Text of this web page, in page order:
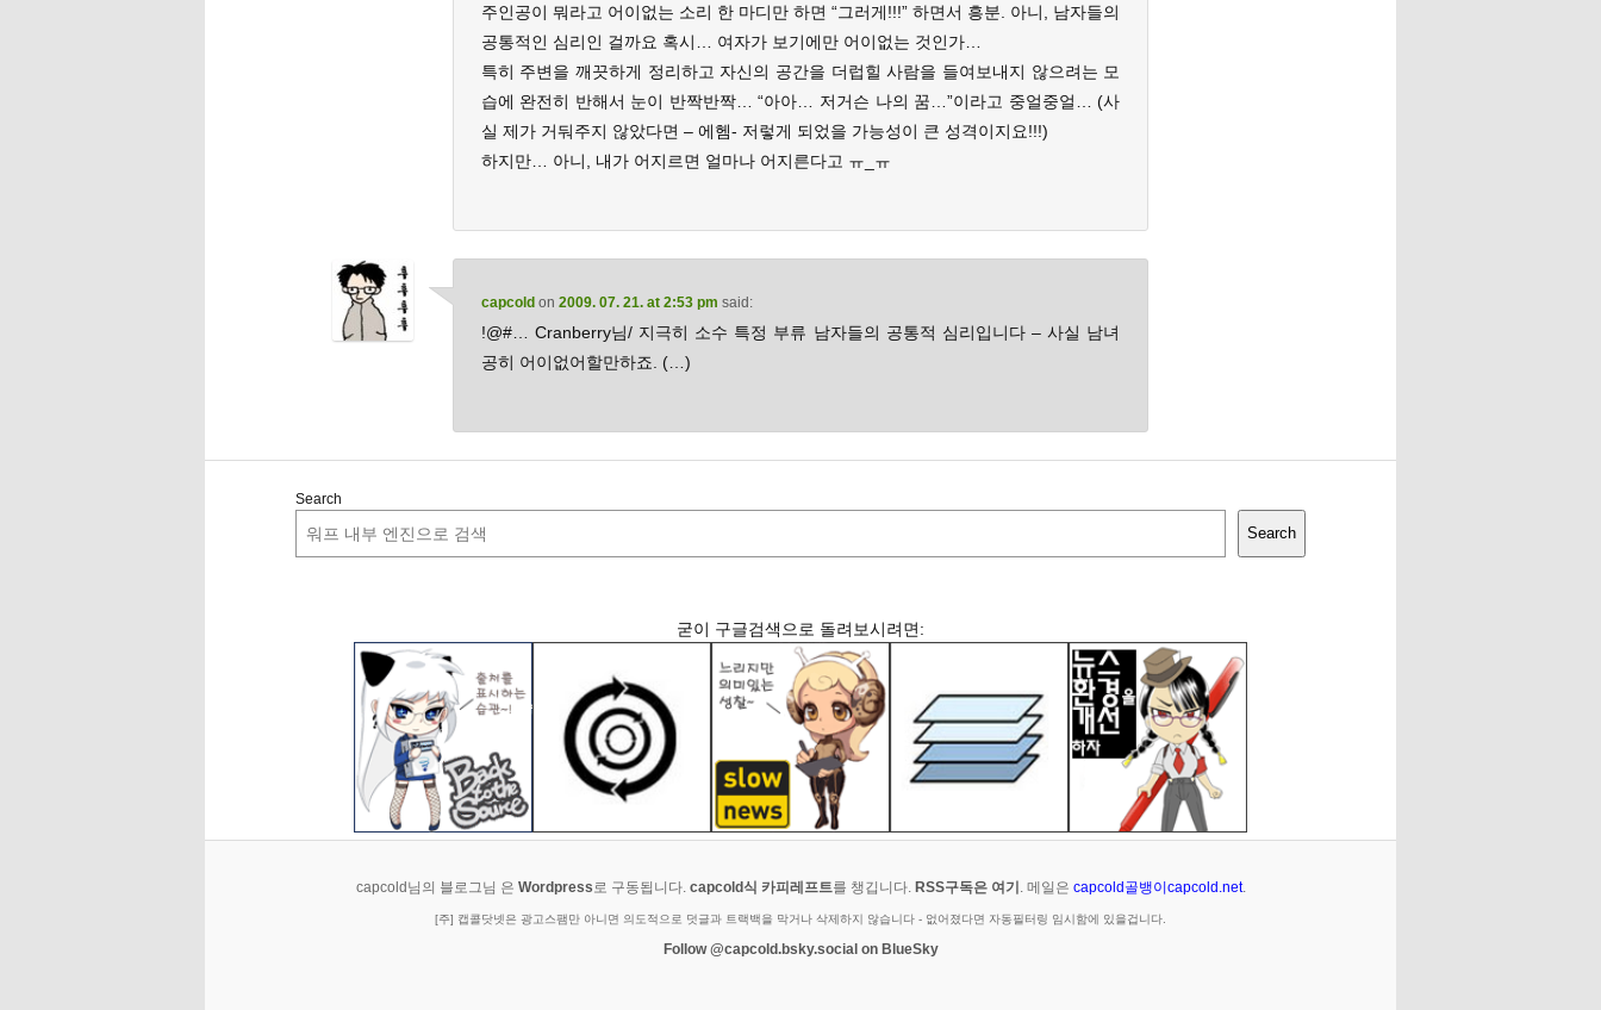
주인공이 뭐라고 어이없는 소리 한 마디만 하면 “그러게!!!” 하면서 흥분. 아니, 남자들의
공통적인 심리인 걸까요 혹시… 여자가 보기에만 어이없는 것인가…
특히 주변을 깨끗하게 정리하고 자신의 공간을 더럽힐 사람을 들여보내지 않으려는 모
습에 완전히 반해서 눈이 반짝반짝… “아아… 저거슨 나의 꿈…”이라고 중얼중얼… (사
실 제가 거둬주지 않았다면 – 에헴- 저렇게 되었을 가능성이 큰 성격이지요!!!)
하지만… 아니, 내가 어지르면 얼마나 어지른다고 ㅠ_ㅠ
capcoldon 2009. 07. 21. at 2:53 pm said:
!@#… Cranberry님/ 지극히 소수 특정 부류 남자들의 공통적 심리입니다 – 사실 남녀
공히 어이없어할만하죠. (…)
Search
Search
굳이 구글검색으로 돌려보시려면:
capcold님의 블로그님 은 Wordpress로 구동됩니다. capcold식 카피레프트를 챙깁니다. RSS구독은 여기 . 메일은 capcold골뱅이capcold.net.
[주] 캡콜닷넷은 광고스팸만 아니면 의도적으로 덧글과 트랙백을 막거나 삭제하지 않습니다 - 없어졌다면 자동필터링 임시함에 있을겁니다.
Follow @capcold.bsky.social on BlueSky